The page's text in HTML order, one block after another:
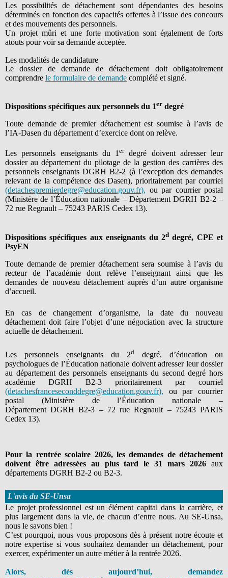
Les possibilités de détachement sont dépendantes des besoins
déterminés en fonction des capacités offertes à l’issue des concours
et des mouvements des personnels.
Un projet mûri et une forte motivation sont également de forts
atouts pour voir sa demande acceptée.
Les modalités de candidature
Le dossier de demande de détachement doit obligatoirement
comprendre le formulaire de demande complété et signé.
Dispositions spécifiques aux personnels du 1er degré
Toute demande de premier détachement est soumise à l’avis de
l’IA-Dasen du département d’exercice dont on relève.
Les personnels enseignants du 1 erdegré doivent adresser leur
dossier au département du pilotage de la gestion des carrières des
personnels enseignants DGRH B2-2 (à l’exception des demandes
relevant de la compétence des Dasen), prioritairement par courriel
(detachespremierdegre@education.gouv.fr), ou par courrier postal
(Ministère de l’Éducation nationale – Département DGRH B2-2 –
72 rue Regnault – 75243 PARIS Cedex 13).
Dispositions spécifiques aux enseignants du 2ddegré, CPE et
PsyEN
Toute demande de premier détachement sera soumise à l’avis du
recteur de l’académie dont relève l’enseignant ainsi que les
demandes de nouveau détachement auprès d’un autre organisme
d’accueil.
En cas de changement d’organisme, la date du nouveau
détachement doit faire l’objet d’une négociation avec la structure
actuelle de détachement.
Les personnels enseignants du 2d
degré, d’éducation ou
psychologues de l’Éducation nationale doivent adresser leur dossier
au département des personnels enseignants du second degré hors
académie DGRH B2-3 prioritairement par courriel
(detachesfranceseconddegre@education.gouv.fr), ou par courrier
postal (Ministère de l’Éducation nationale –
Département DGRH B2-3 – 72 rue Regnault – 75243 PARIS
Cedex 13).
Pour la rentrée scolaire 2026, les demandes de détachement
doivent être adressées au plus tard le 31 mars 2026 aux
départements DGRH B2-2 ou B2-3.
L'avis du SE-Unsa
Le projet professionnel est un élément capital dans la carrière, et
plus largement dans la vie, de chacun d’entre nous. Au SE-Unsa,
nous le savons bien !
C’est pourquoi, nous vous proposons dès à présent notre écoute et
notre expertise si vous souhaitez demander un détachement, pour
exercer, expérimenter un autre métier à la rentrée 2026.
Alors, dès aujourd’hui, demandez